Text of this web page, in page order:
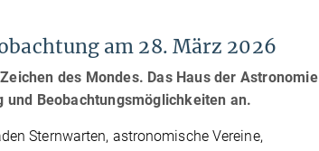
am 28. März 2026
des Mondes. Das Haus der Astronomie
Beobachtungsmöglichkeiten an.
Sternwarten, astronomische Vereine,